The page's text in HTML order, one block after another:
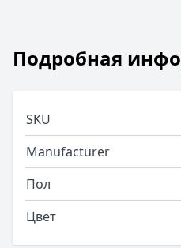
Подробная
SKU
Manufacturer
Пол
Цвет